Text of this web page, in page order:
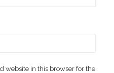
website in this browser for the